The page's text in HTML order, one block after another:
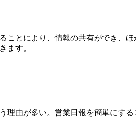
とにより、情報の共有ができ、
ます。
由が多い。営業日報を簡単にす